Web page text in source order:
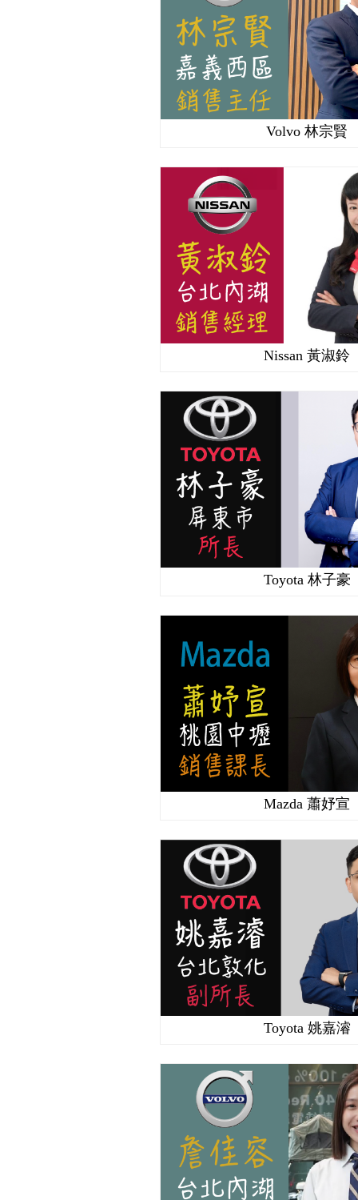
Volvo 林宗賢
Nissan 黃淑鈴
Toyota 林子豪
Mazda 蕭妤宣
Toyota 姚嘉濬